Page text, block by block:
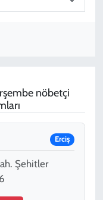
nöbetçi
Erciş
Şehitler